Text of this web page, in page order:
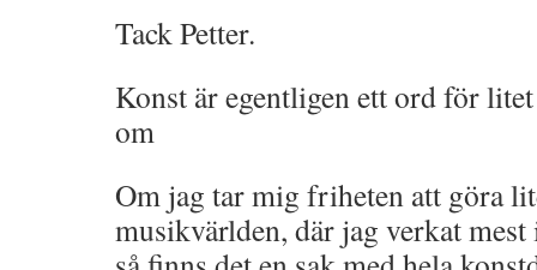
Tack Petter.
Konst är egentligen ett ord för
om
Om jag tar mig friheten att göra
musikvärlden, där jag verkat